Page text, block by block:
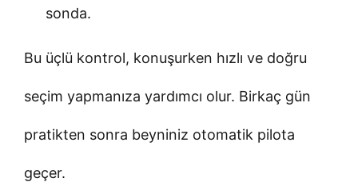
sonda.
Bu üçlü kontrol, konuşurken hızlı ve doğru
seçim yapmanıza yardımcı olur. Birkaç gün
pratikten sonra beyniniz otomatik pilota
geçer.